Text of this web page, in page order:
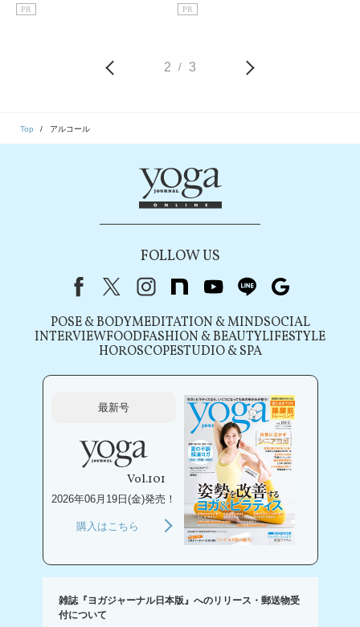
の配慮と効果で選ぶなら
PR
版』予約購読のご案内
PR
2 / 3
Top アルコール
FOLLOW US
FacebookX（旧Twitter）
instagram
note youtubeline
POSE & BODYMEDITATION & MINDSOCIAL
INTERVIEWFOODFASHION & BEAUTYLIFESTYLE
HOROSCOPESTUDIO & SPA
最新号
Vol.101
2026年06月19日(金)発売！
購入はこちら
雑誌『ヨガジャーナル日本版』へのリリース・郵送物受
付について